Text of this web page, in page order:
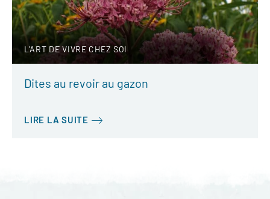
L'ART DE VIVRE CHEZ SOI
Dites au revoir au gazon
LIRE LA SUITE